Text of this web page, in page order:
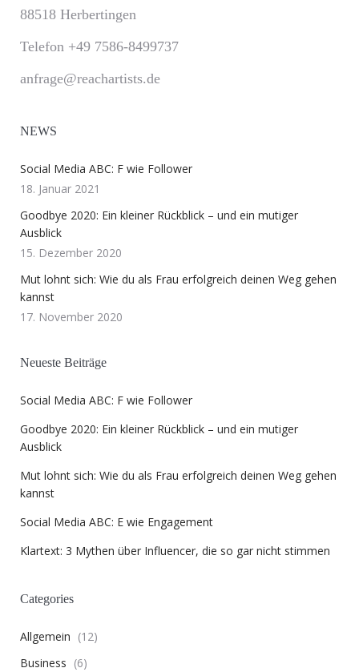
88518 Herbertingen
Telefon +49 7586-8499737
anfrage@reachartists.de
NEWS
Social Media ABC: F wie Follower
18. Januar 2021
Goodbye 2020: Ein kleiner Rückblick – und ein mutiger
Ausblick
15. Dezember 2020
Mut lohnt sich: Wie du als Frau erfolgreich deinen Weg gehen
kannst
17. November 2020
Neueste Beiträge
Social Media ABC: F wie Follower
Goodbye 2020: Ein kleiner Rückblick – und ein mutiger
Ausblick
Mut lohnt sich: Wie du als Frau erfolgreich deinen Weg gehen
kannst
Social Media ABC: E wie Engagement
Klartext: 3 Mythen über Influencer, die so gar nicht stimmen
Categories
Allgemein (12)
Business (6)